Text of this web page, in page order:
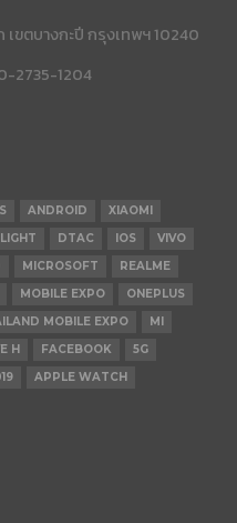
เขตบางกะปี กรุงเทพฯ 10240
2735-1204
ANDROID
XIAOMI
DTAC IOS
VIVO
MICROSOFT
REALME
MOBILE EXPO
ONEPLUS
MOBILE EXPO
MI
H FACEBOOK
5G
APPLE WATCH